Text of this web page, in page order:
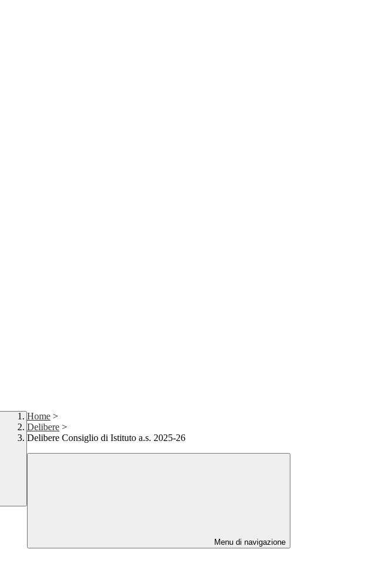
Home >
Delibere >
Delibere Consiglio di Istituto a.s. 2025-26
Menu di navigazione